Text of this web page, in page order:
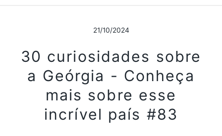
21/10/2024
30 curiosidades sobre
a Geórgia - Conheça
mais sobre esse
incrível país #83